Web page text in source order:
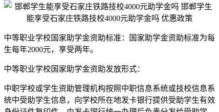
中等职业学校国家助学金资助标准：国家助学金资助标准为每
生每年2000元，享受两年。
中等职业学校国家助学金资助发放形式：
中职学校或学生资助管理机构按照中职信息系统或技校信息系
统中受助学生信息，向学校所在地发卡银行提供受助学生有效